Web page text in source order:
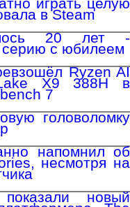
играть целую
в Steam
20 лет -
серию с юбилеем
Ryzen AI
X9 388H в
7
головоломку
напомнил об
несмотря на
новый